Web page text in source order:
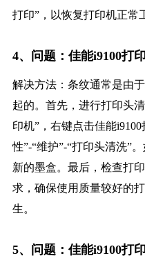
打印”，以恢复打印机正常
4、问题：佳能i9100打
解决方法：条纹通常是由
起的。首先，进行打印头
印机”，右键点击佳能
性”-“维护”-“打印头清洗”
新的墨盒。最后，检查打
求，确保使用质量较好的
生。
5、问题：佳能i9100打